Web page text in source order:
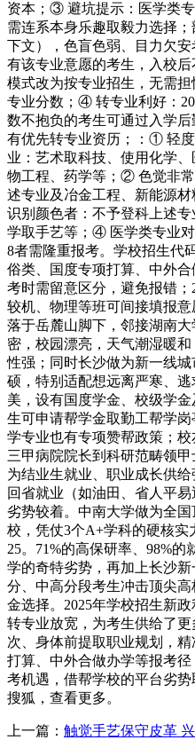
资本；③ 避坑提示：医学类
需连系本身乐趣取毅力选择
下文），色盲色弱、目力欠
有该专业意愿的考生，入校
模式改为按专业招生，无需
专业分数；④ 转专业利好：
数不抱负的考生可通过入学
有优先转专业资历；：① 轻
业：艺术取科技、使用化学
物工程、药学等；② 色觉非
述专业及冶金工程、新能源
识别颜色者：不予登科上述
学取手艺等；④ 医学类专业对
8者需隆重报考。学校招生代
俗类、国度专项打算、中外
考时需留意区分，避免报错
较机、物理等班可间接填报
落于岳麓山脚下，邻接湖南
密，校园漂亮，天气潮湿暖
性强；同时长沙做为新一线
硕，特别适配想远离严寒、
美，设有国度学金、校级学
生可申请帮学金取勤工帮学
学专业也有专项赞帮政策；校
三甲病院院长到科研范畴领
为结业生就业、职业成长供
回省就业（如油田、省人平
劣势较着。中南大学做为全
校，凭仗3个A+学科的硬核实
25。71%的高保研率、98%
学的奇特劣势，再加上长沙
分、中高分段考生冲击顶尖
金选择。2025年学校招生新
转专业放宽，为考生供给了
次、身体前提取职业规划，
打算、中外合做办学等报考径
考机遇，借帮学校的平台劣
搜狐，查看更多。
上一篇： 触觉手艺保守皮革